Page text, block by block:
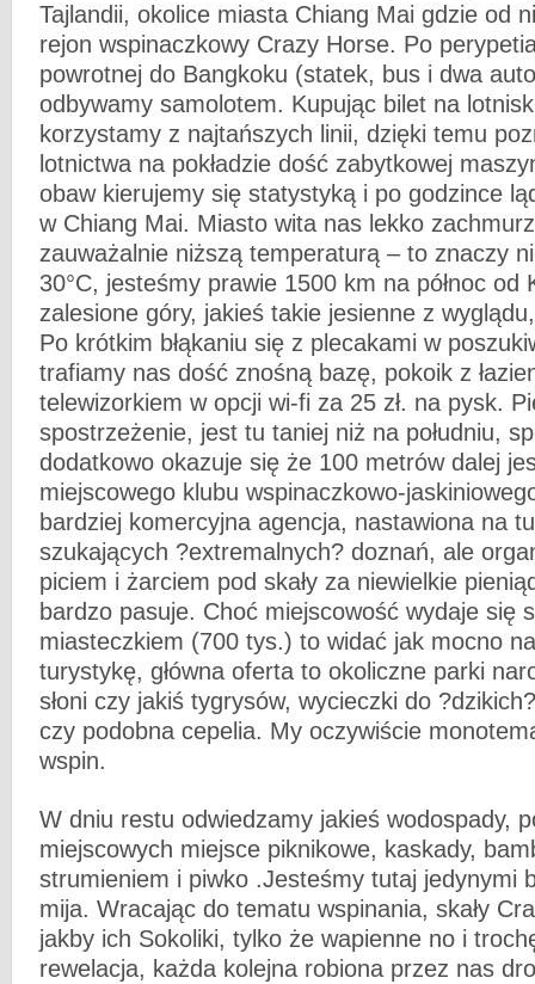
Tajlandii, okolice miasta Chiang Mai gdzie od
rejon wspinaczkowy Crazy Horse. Po
powrotnej do Bangkoku (statek, bus i dwa
odbywamy samolotem. Kupując bilet na
korzystamy z najtańszych linii, dzięki temu
lotnictwa na pokładzie dość zabytkowej
obaw kierujemy się statystyką i po godzince
w Chiang Mai. Miasto wita nas lekko
zauważalnie niższą temperaturą – to znaczy
30°C, jesteśmy prawie 1500 km na północ od
zalesione góry, jakieś takie jesienne z
Po krótkim błąkaniu się z plecakami w
trafiamy nas dość znośną bazę, pokoik z
telewizorkiem w opcji wi-fi za 25 zł. na pysk.
spostrzeżenie, jest tu taniej niż na południu,
dodatkowo okazuje się że 100 metrów dalej
miejscowego klubu wspinaczkowo-
bardziej komercyjna agencja, nastawiona na
szukających ?extremalnych? doznań, ale
piciem i żarciem pod skały za niewielkie
bardzo pasuje. Choć miejscowość wydaje się
miasteczkiem (700 tys.) to widać jak mocno
turystykę, główna oferta to okoliczne parki
słoni czy jakiś tygrysów, wycieczki do
czy podobna cepelia. My oczywiście
wspin.
W dniu restu odwiedzamy jakieś wodospady,
miejscowych miejsce piknikowe, kaskady,
strumieniem i piwko .Jesteśmy tutaj jedynymi
mija. Wracając do tematu wspinania, skały
jakby ich Sokoliki, tylko że wapienne no i
rewelacja, każda kolejna robiona przez nas